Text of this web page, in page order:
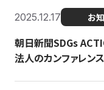
2025.12.17 お
朝日新聞SDGs
法人のカンファレン